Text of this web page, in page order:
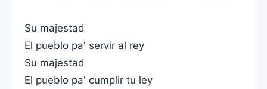
Su majestad
El pueblo pa' servir al rey
Su majestad
El pueblo pa' cumplir tu ley